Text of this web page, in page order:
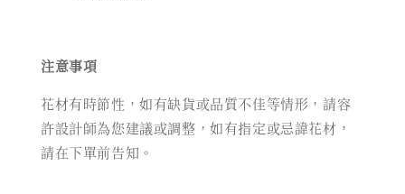
注意事項
花材有時節性，如有缺貨或品質不佳等情形，請容
許設計師為您建議或調整，如有指定或忌諱花材，
請在下單前告知。